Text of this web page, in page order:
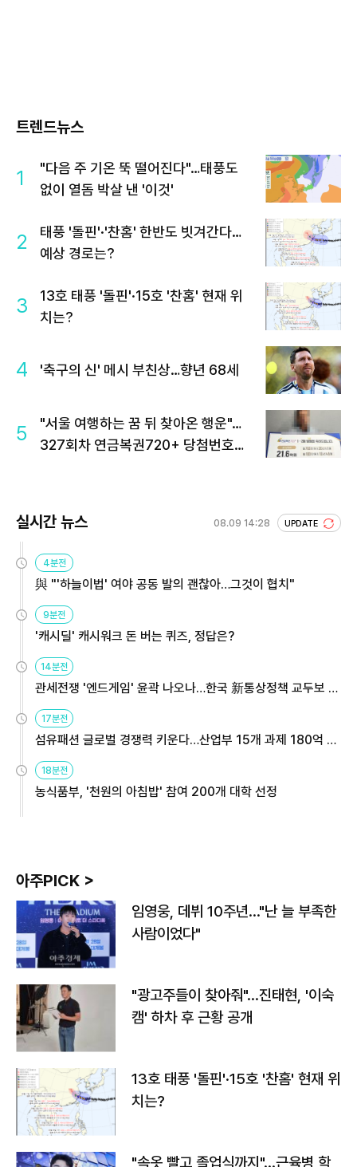
트렌드뉴스
1
"다음 주 기온 뚝 떨어진다"…태풍도
없이 열돔 박살 낸 '이것'
2
태풍 '돌핀'·'찬홈' 한반도 빗겨간다…
예상 경로는?
3
13호 태풍 '돌핀'·15호 '찬홈' 현재 위
치는?
4 '축구의 신' 메시 부친상…향년 68세
5
"서울 여행하는 꿈 뒤 찾아온 행운"…
327회차 연금복권720+ 당첨번호조
실시간 뉴스 08.09 14:28 UPDATE
4분전
與 "'하늘이법' 여야 공동 발의 괜찮아…그것이 협치"
9분전
'캐시딜' 캐시워크 돈 버는 퀴즈, 정답은?
14분전
관세전쟁 '엔드게임' 윤곽 나오나…한국 新통상정책 교두보 활
용해야
17분전
섬유패션 글로벌 경쟁력 키운다…산업부 15개 과제 180억 지
원
18분전
농식품부, '천원의 아침밥' 참여 200개 대학 선정
아주PICK >
임영웅, 데뷔 10주년…"난 늘 부족한
사람이었다"
"광고주들이 찾아줘"…진태현, '이숙
캠' 하차 후 근황 공개
13호 태풍 '돌핀'·15호 '찬홈' 현재 위
치는?
"속옷 빨고 졸업식까지"…근육병 학